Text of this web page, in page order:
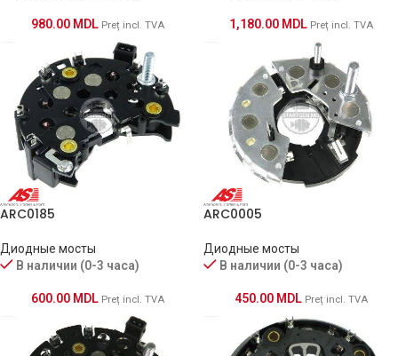
980.00 MDL Preț incl. TVA 1,180.00 MDL Preț incl. TVA
ARC0185
Диодные мосты
В наличии (0-3 часа)
600.00 MDL Preț incl. TVA
ARC0005
Диодные мосты
В наличии (0-3 часа)
450.00 MDL Preț incl. TVA